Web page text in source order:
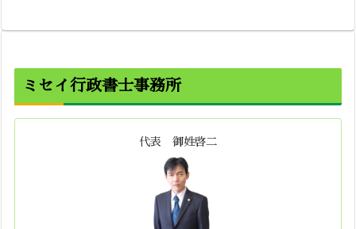
ミセイ行政書士事務所
代表 御姓啓二